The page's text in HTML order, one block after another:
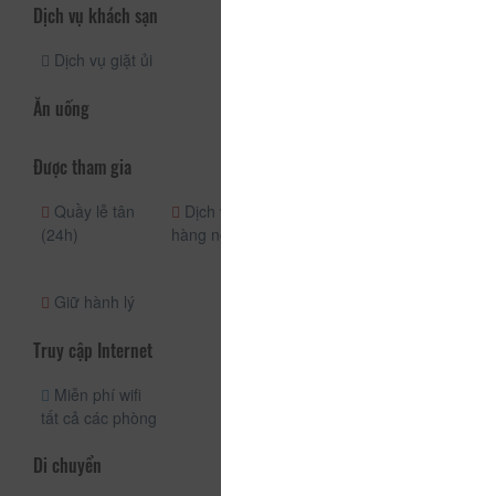
Dịch vụ khách sạn
Dịch vụ giặt ủi
Ăn uống
Được tham gia
Quầy lễ tân
(24h)
Dịch vụ phòng
hàng ngày
Giữ hành lý
Truy cập Internet
Miễn phí wifi
tất cả các phòng
Di chuyển